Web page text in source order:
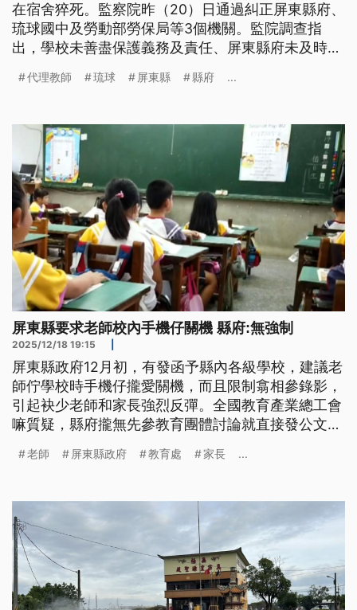
在宿舍猝死。監察院昨（20）日通過糾正屏東縣府、
琉球國中及勞動部勞保局等3個機關。監院調查指
出，學校未善盡保護義務及責任、屏東縣府未及時深
責，嚴重損害家屬權益。
代理教師 琉球 屏東縣 縣府 ...
屏東縣要求老師校內手機仔關機 縣府:無強制
2025/12/18 19:15
屏東縣政府12月初，有發函予縣內各級學校，建議老
師佇學校時手機仔攏愛關機，而且限制翕相參錄影，
引起袂少老師和家長強烈反彈。全國教育產業總工會
嘛質疑，縣府攏無先參教育團體討論就直接發公文，
是強制實施。（新聞標題、導言及內文皆為台語文）
老師 屏東縣政府 教育處 家長 ...